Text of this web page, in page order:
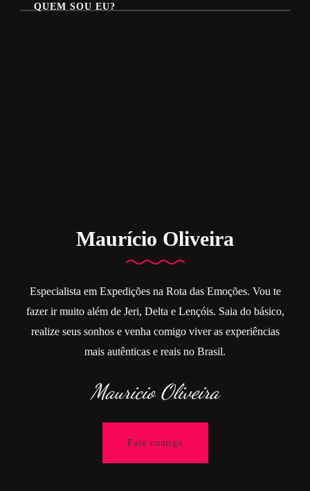
QUEM SOU EU?
Maurício Oliveira
Especialista em Expedições na Rota das Emoções. Vou te
fazer ir muito além de Jeri, Delta e Lençóis. Saia do básico,
realize seus sonhos e venha comigo viver as experiências
mais autênticas e reais no Brasil.
Mauricio Oliveira
Fale comigo